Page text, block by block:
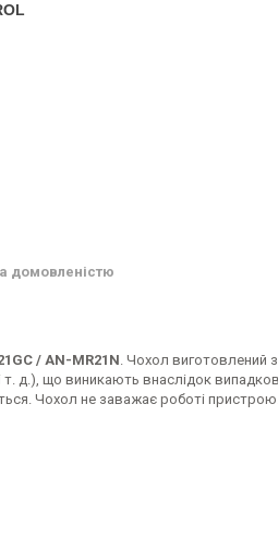
домовленістю
/ AN-MR21N. Чохол виготовлений з
д.), що виникають внаслідок
Чохол не заважає роботі